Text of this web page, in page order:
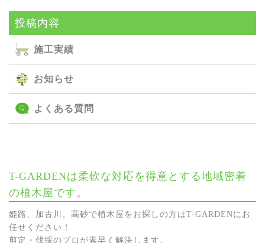
投稿内容
施⼯実績
お知らせ
よくある質問
T-GARDENは柔軟な対応を得意とする地域密着
の植木屋です。
姫路、加古川、高砂で植木屋をお探しの方はT-GARDENにお
任せください！
剪定・伐採のプロが素早く解決します。